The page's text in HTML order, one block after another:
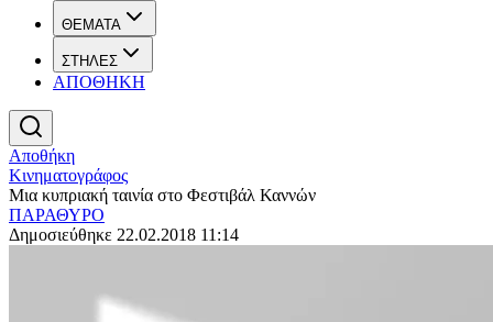
ΘΕΜΑΤΑ
ΣΤΗΛΕΣ
ΑΠΟΘΗΚΗ
Αποθήκη
Κινηματογράφος
Μια κυπριακή ταινία στο Φεστιβάλ Καννών
ΠΑΡΑΘΥΡΟ
Δημοσιεύθηκε 22.02.2018 11:14